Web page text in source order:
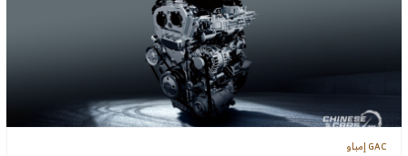
GAC إمباو